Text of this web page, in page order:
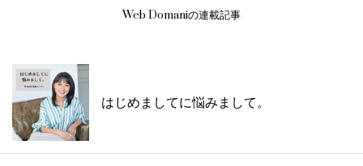
Web Domaniの連載記事
はじめましてに悩みまして。